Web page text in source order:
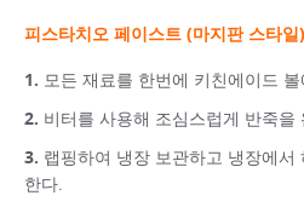
피스타치오 페이스트 (마지판 스타일)
모든 재료를 한번에 키친에이드 볼
비터를 사용해 조심스럽게 반죽을
랩핑하여 냉장 보관하고 냉장에
한다.